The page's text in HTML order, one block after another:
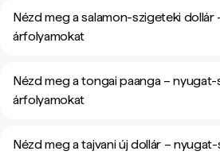
Nézd meg a salamon-szigeteki dollár
árfolyamokat
Nézd meg a tongai paanga – nyugat-
árfolyamokat
Nézd meg a tajvani új dollár – nyugat-